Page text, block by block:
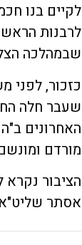
לקיים בנו
לרבנות
שבמהלכה
כזכור,
שעבר חלה
האחרונים
מורדם
הציבור
אסתר